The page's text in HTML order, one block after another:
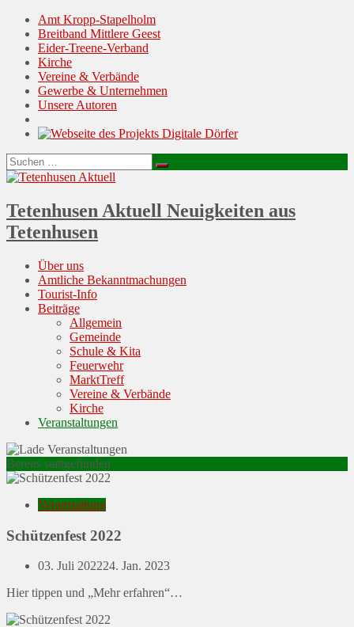
Amt Kropp-Stapelholm
Breitband Mittlere Geest
Eider-Treene-Verband
Kirche
Vereine & Verbände
Gewerbe & Unternehmen
Unsere Autoren
Suchen
nach:
Suchen
Tetenhusen Aktuell Neuigkeiten aus
Tetenhusen
Menu
Skip
content
Über uns
Amtliche Bekanntmachungen
Tourist-Info
Beiträge
Allgemein
Gemeinde
Schule & Kita
Feuerwehr
MarktTreff
Vereine & Verbände
Kirche
Veranstaltungen
Bereits stattgefunden
Veranstaltung
Schützenfest 2022
Posted
03. Juli 202224. Jan. 2023
Hier tippen und „Mehr erfahren“…